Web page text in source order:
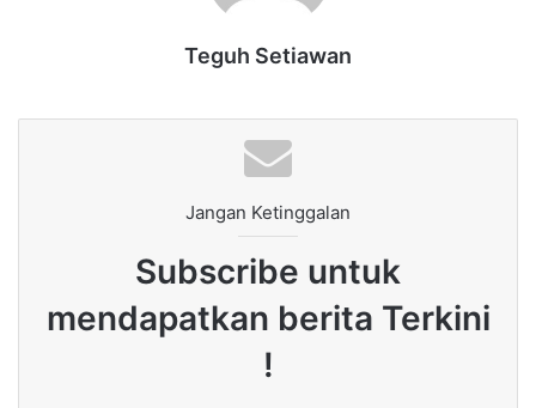
Teguh Setiawan
Jangan Ketinggalan
Subscribe untuk
mendapatkan berita Terkini
!